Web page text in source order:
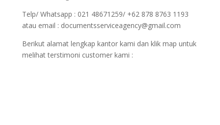
Telp/ Whatsapp : 021 48671259/ +62 878 8763 1193
atau email : documentsserviceagency@gmail.com
Berikut alamat lengkap kantor kami dan klik map untuk
melihat terstimoni customer kami :